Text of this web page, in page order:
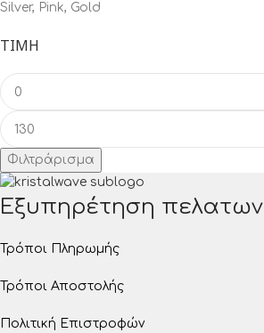
ΤΙΜΉ
Φιλτράρισμα
Silver, Pink, Gold
Εξυπηρέτηση πελατων
Τρόποι Πληρωμής
Τρόποι Αποστολής
Πολιτική Επιστροφών